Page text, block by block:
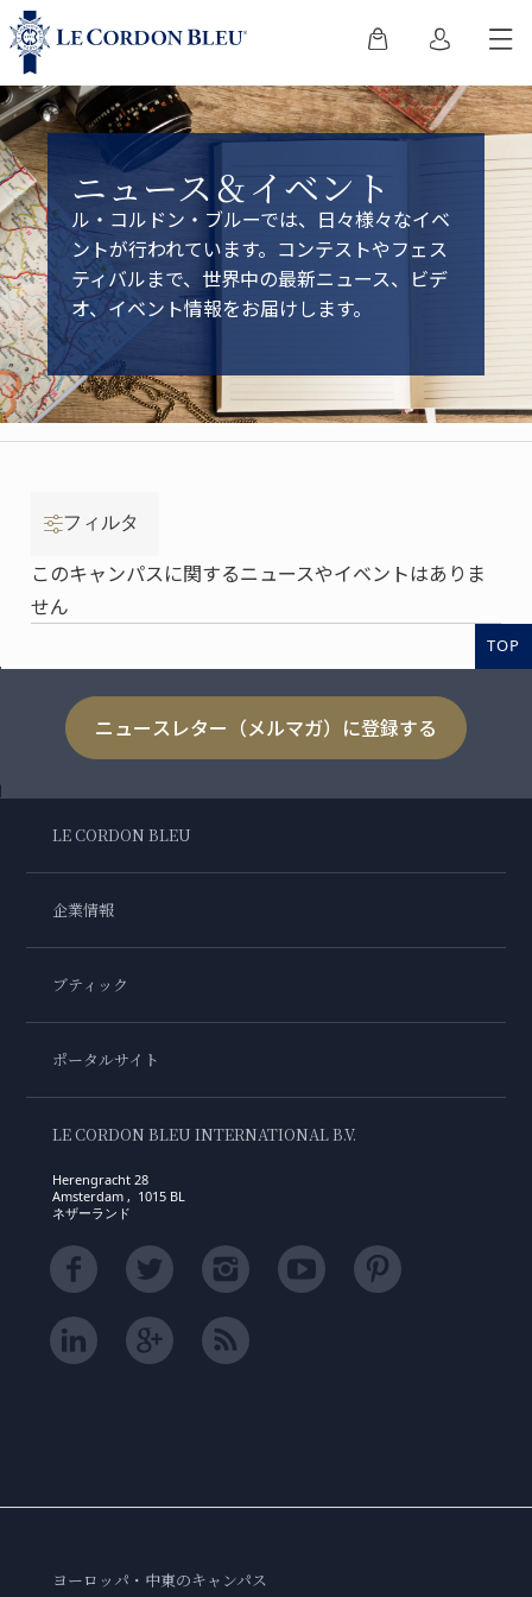
ニュース＆イベント
ル・コルドン・ブルーでは、日々様々なイベ
ントが行われています。コンテストやフェス
ティバルまで、世界中の最新ニュース、ビデ
オ、イベント情報をお届けします。
フィルタ
このキャンパスに関するニュースやイベントはありま
せん
TOP
ニュースレター（メルマガ）に登録する
LE CORDON BLEU
企業情報
ブティック
ポータルサイト
LE CORDON BLEU INTERNATIONAL B.V.
Herengracht 28
Amsterdam , 1015 BL
ネザーランド
ヨーロッパ・中東のキャンパス